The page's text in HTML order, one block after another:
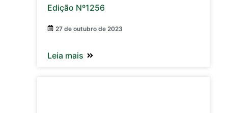
Edição Nº1256
27 de outubro de 2023
Leia mais